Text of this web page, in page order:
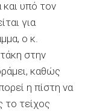
και υπό τον
για
ο κ.
στην
καθώς
η πίστη να
το τείχος